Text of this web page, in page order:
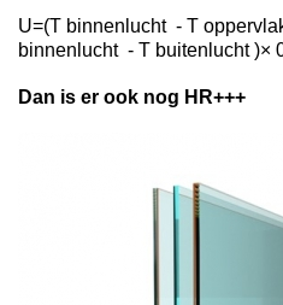
U=(T binnenlucht - T
binnenlucht - T buitenlucht )×
Dan is er ook nog HR+++